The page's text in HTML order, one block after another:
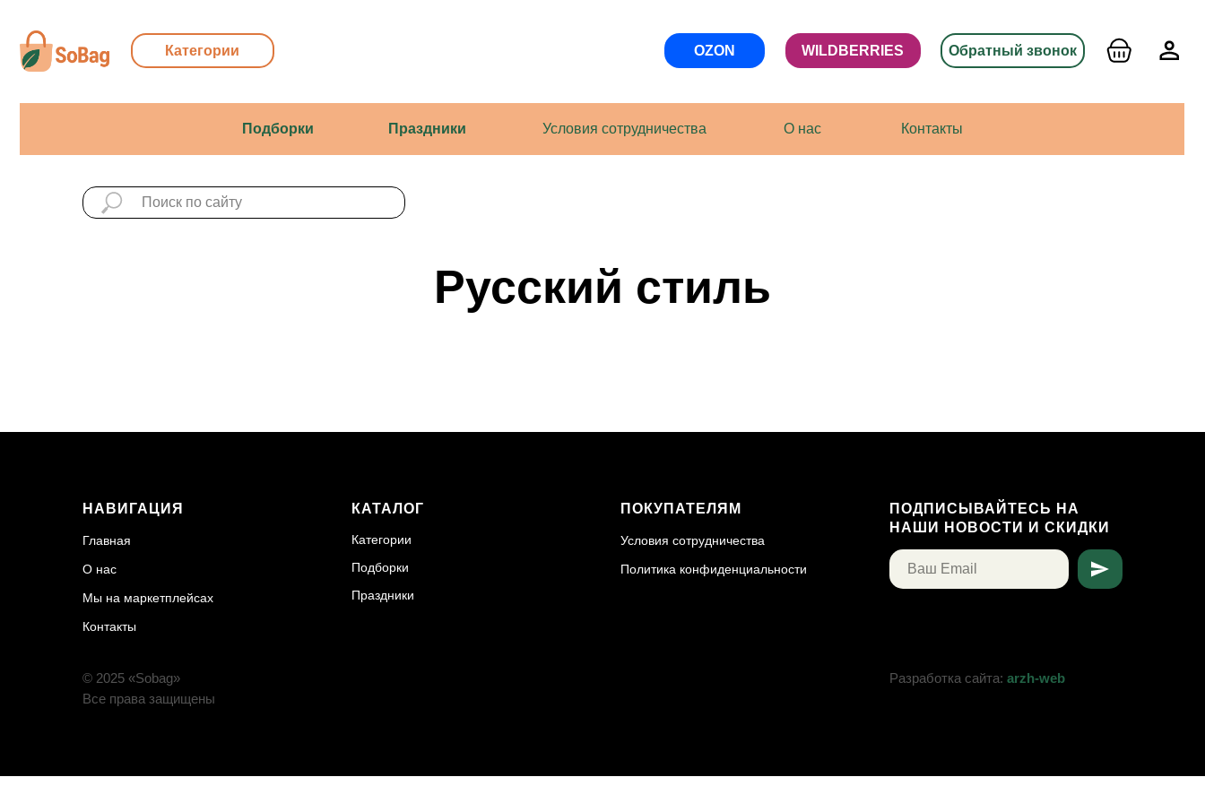
WILDBERRIES
Категории Обратный звонок
Русский стиль
НАВИГАЦИЯ
Главная
О нас
Мы на маркетплейсах
Контакты
КАТАЛОГ
Категории
Подборки
Праздники
ПОКУПАТЕЛЯМ
Условия сотрудничества
Политика конфиденциальности
ПОДПИСЫВАЙТЕСЬ НА
НАШИ НОВОСТИ И СКИДКИ
© 2025 «Sobag»
Все права защищены
Разработка сайта: arzh-web